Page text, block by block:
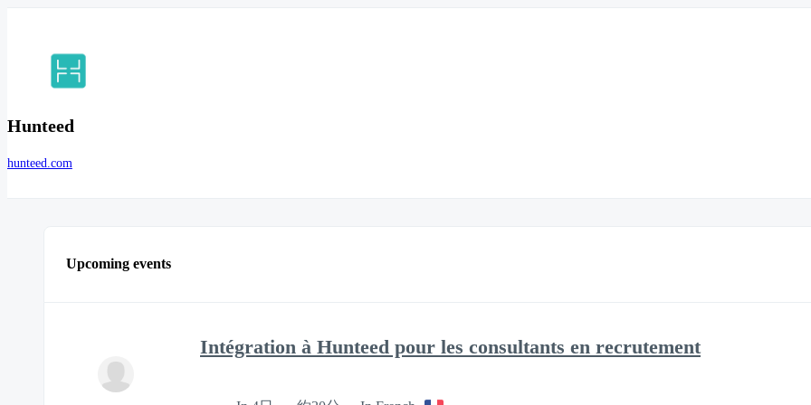
Hunteed
hunteed.com
Upcoming events
Intégration à Hunteed pour les consultants en recrutement